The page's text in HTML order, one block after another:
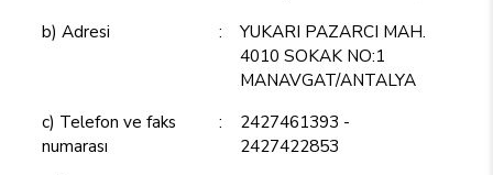
b) Adresi
:
YUKARI PAZARCI MAH.
4010 SOKAK NO:1
MANAVGAT/ANTALYA
c) Telefon ve faks
numarası
:
2427461393 -
2427422853